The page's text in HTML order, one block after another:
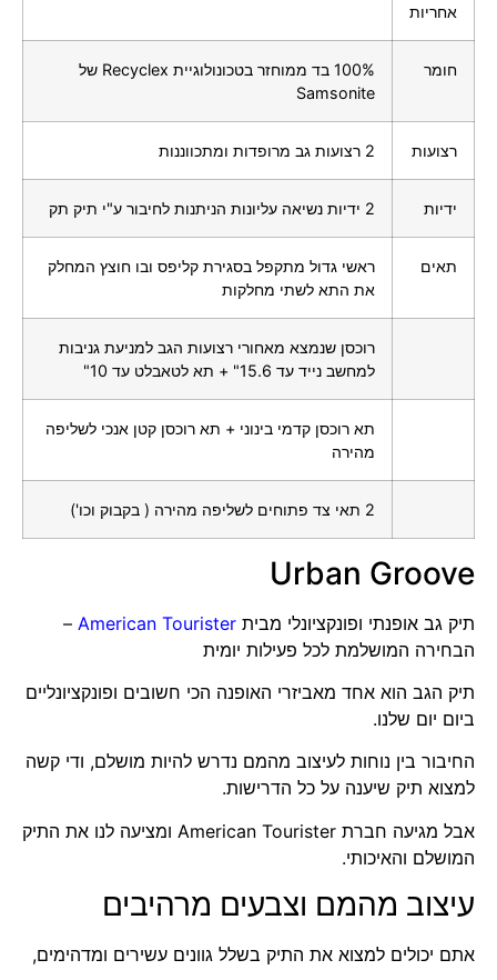
אחריות
חומר
100% בד ממוחזר בטכונולוגיית Recyclex של
Samsonite
רצועות 2 רצועות גב מרופדות ומתכווננות
ידיות 2 ידיות נשיאה עליונות הניתנות לחיבור ע"י תיק תק
תאים
ראשי גדול מתקפל בסגירת קליפס ובו חוצץ המחלק
את התא לשתי מחלקות
רוכסן שנמצא מאחורי רצועות הגב למניעת גניבות
למחשב נייד עד 15.6" + תא לטאבלט עד 10"
תא רוכסן קדמי בינוני + תא רוכסן קטן אנכי לשליפה
מהירה
2 תאי צד פתוחים לשליפה מהירה ( בקבוק וכו')
Urban Groove
תיק גב אופנתי ופונקציונלי מבית American Tourister
–
הבחירה המושלמת לכל פעילות יומית
תיק הגב הוא אחד מאביזרי האופנה הכי חשובים ופונקציונליים
ביום יום שלנו.
החיבור בין נוחות לעיצוב מהמם נדרש להיות מושלם, ודי קשה
למצוא תיק שיענה על כל הדרישות.
אבל מגיעה חברת American Tourister ומציעה לנו את התיק
המושלם והאיכותי.
עיצוב מהמם וצבעים מרהיבים
אתם יכולים למצוא את התיק בשלל גוונים עשירים ומדהימים,